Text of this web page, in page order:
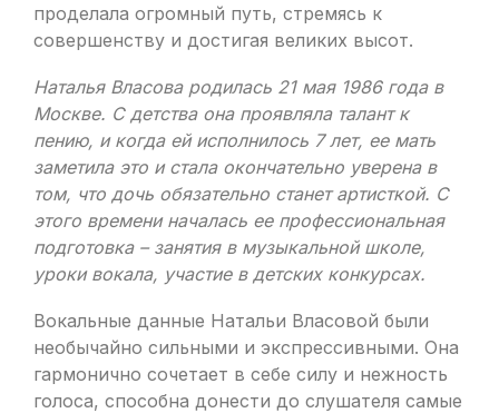
проделала огромный путь, стремясь к
совершенству и достигая великих высот.
Наталья Власова родилась 21 мая 1986 года в
Москве. С детства она проявляла талант к
пению, и когда ей исполнилось 7 лет, ее мать
заметила это и стала окончательно уверена в
том, что дочь обязательно станет артисткой. С
этого времени началась ее профессиональная
подготовка – занятия в музыкальной школе,
уроки вокала, участие в детских конкурсах.
Вокальные данные Натальи Власовой были
необычайно сильными и экспрессивными. Она
гармонично сочетает в себе силу и нежность
голоса, способна донести до слушателя самые